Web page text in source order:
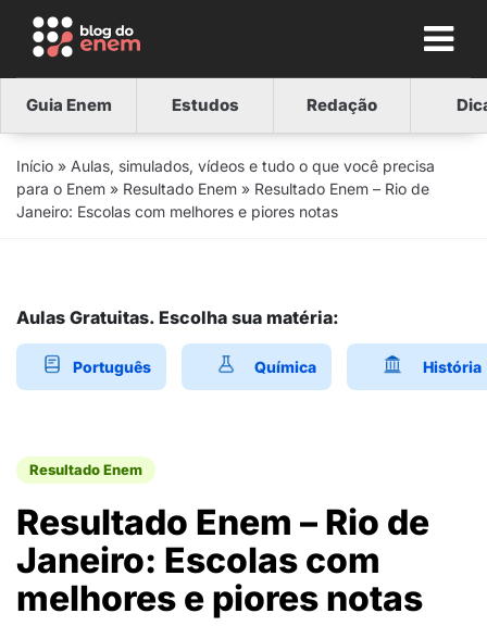
Guia Enem Estudos Redação
Início » Aulas, simulados, vídeos e tudo o que você precisa
para o Enem » Resultado Enem » Resultado Enem – Rio de
Janeiro: Escolas com melhores e piores notas
Aulas Gratuitas. Escolha sua matéria:
Português Química História
Resultado Enem
Resultado Enem – Rio de
Janeiro: Escolas com
melhores e piores notas